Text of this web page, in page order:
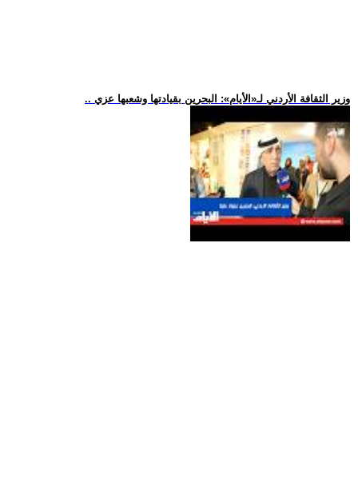
.. وزير الثقافة الأردني لـ«الأيام»: البحرين بقيادتها وشعبها عزي